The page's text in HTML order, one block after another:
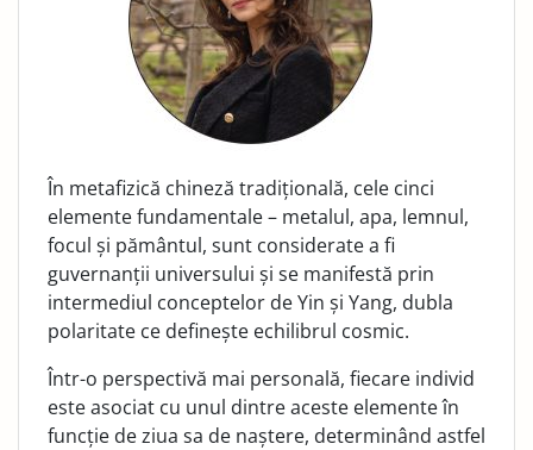
În metafizică chineză tradițională, cele cinci
elemente fundamentale – metalul, apa, lemnul,
focul și pământul, sunt considerate a fi
guvernanții universului și se manifestă prin
intermediul conceptelor de Yin și Yang, dubla
polaritate ce definește echilibrul cosmic.
Într-o perspectivă mai personală, fiecare individ
este asociat cu unul dintre aceste elemente în
funcție de ziua sa de naștere, determinând astfel